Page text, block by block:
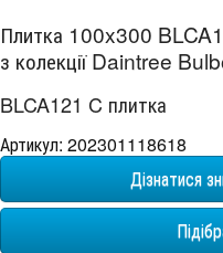
Плитка 100x300
з колекції Daintree
BLCA121 C плитка
Артикул: 202301118618
Дізнатися